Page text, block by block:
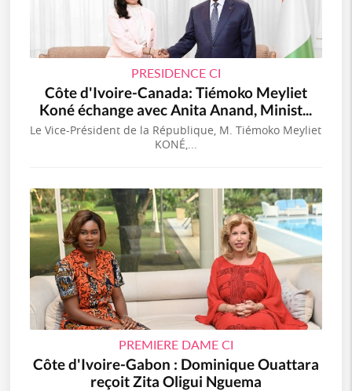
PRESIDENCE CI
Côte d'Ivoire-Canada: Tiémoko Meyliet
Koné échange avec Anita Anand, Minist...
Le Vice-Président de la République, M. Tiémoko Meyliet
KONÉ,...
PREMIERE DAME CI
Côte d'Ivoire-Gabon : Dominique Ouattara
reçoit Zita Oligui Nguema